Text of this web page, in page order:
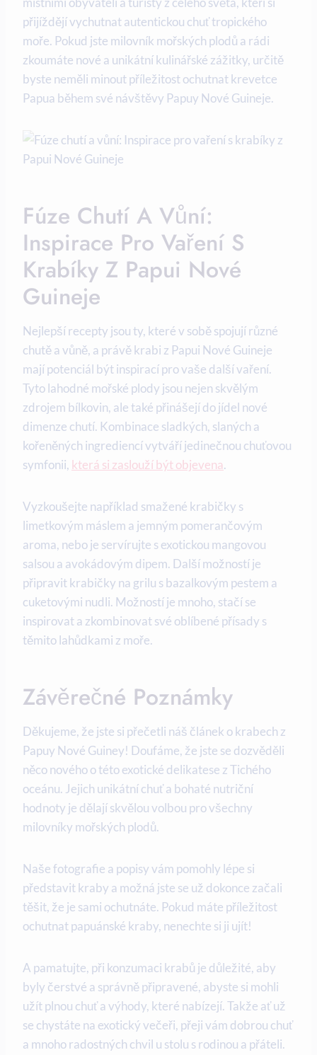
přijíždějí vychutnat autentickou chuť ⁣tropického
moře.⁢ Pokud jste milovník mořských plodů a rádi
zkoumáte nové a unikátní kulinářské zážitky, určitě
byste neměli minout příležitost ochutnat krevetce⁢
Papua během své návštěvy Papuy Nové Guineje.
Fúze Chutí A Vůní:
Inspirace Pro Vaření S
Krabíky Z Papui​ Nové ​
Guineje
Nejlepší recepty​ jsou ty, které v sobě spojují různé
chutě a vůně, a právě⁣ krabi z Papui Nové Guineje
mají potenciál být inspirací pro vaše další vaření.
Tyto lahodné mořské ‌plody jsou nejen skvělým
zdrojem bílkovin, ale také přinášejí do​ jídel nové
dimenze chutí. Kombinace sladkých, slaných a
kořeněných ingrediencí​ vytváří jedinečnou chuťovou
symfonii, která si zaslouží být objevena.
Vyzkoušejte například‍ smažené krabičky s
limetkovým máslem a jemným pomerančovým
aroma, nebo je servírujte s exotickou mangovou
salsou a ‍avokádovým dipem. Další možností je
připravit ⁣krabičky na ‍grilu s bazalkovým pestem a
cuketovými⁤ nudli. Možností je mnoho, stačí se
inspirovat a zkombinovat své oblíbené přísady ⁤s
těmito lahůdkami z moře.
Závěrečné Poznámky
Děkujeme, že jste si přečetli náš článek o krabech ⁣z
Papuy Nové Guiney! Doufáme, ⁢že jste se ‌dozvěděli
něco nového o této exotické delikatese z ‍Tichého
oceánu. Jejich unikátní⁢ chuť a bohaté nutriční
hodnoty je dělají skvělou volbou pro všechny
milovníky mořských plodů.
Naše fotografie a popisy vám pomohly lépe si
představit kraby a možná jste se už dokonce začali
těšit, že je sami ochutnáte. Pokud máte příležitost
ochutnat papuánské kraby, nenechte ⁣si ji ujít!
A⁣ pamatujte, při konzumaci krabů je důležité, aby
byly čerstvé a správně připravené, abyste si mohli
užít plnou chuť a výhody, které nabízejí. Takže ať už
se chystáte na exotický večeři, přeji vám dobrou chuť
a mnoho radostných chvil u stolu s rodinou a‍ přáteli.